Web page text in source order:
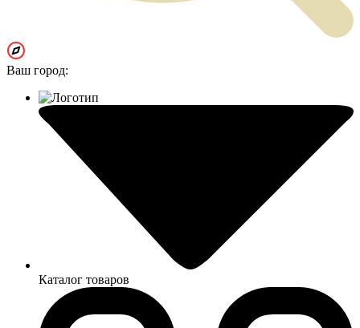
Ваш город:
Каталог товаров